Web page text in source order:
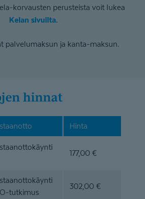
korvausten perusteista voit lukea
Kelan sivuilta.
palvelumaksun ja kanta-maksun.
hinnat
Hinta
177,00 €
tutkimus
302,00 €